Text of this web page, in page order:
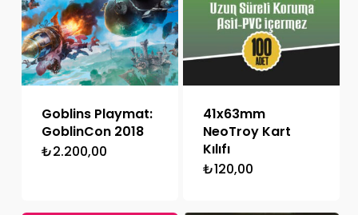
Goblins Playmat:
GoblinCon 2018
₺2.200,00
41x63mm
NeoTroy Kart
Kılıfı
₺120,00